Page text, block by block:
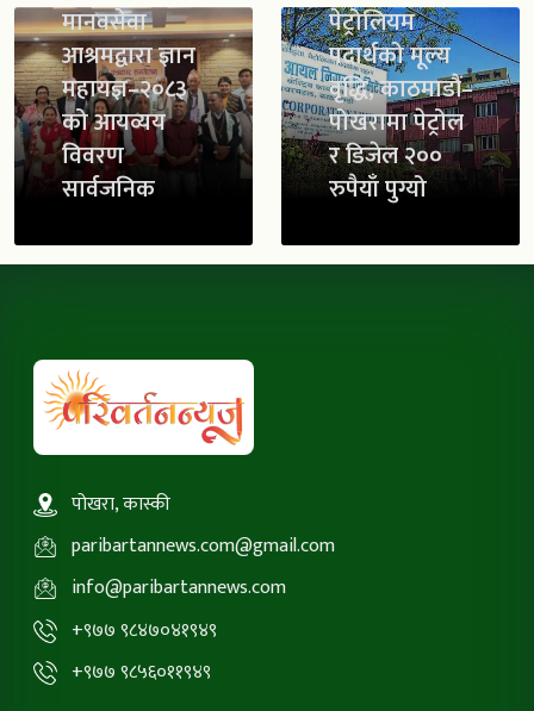
मानवसेवा
आश्रमद्वारा ज्ञान
महायज्ञ–२०८३
को आयव्यय
विवरण
सार्वजनिक
पेट्रोलियम
पदार्थको मूल्य
वृद्धि, काठमाडौं–
पोखरामा पेट्रोल
र डिजेल २००
रुपैयाँ पुग्यो
पोखरा, कास्की
paribartannews.com@gmail.com
info@paribartannews.com
+९७७ ९८४७०४१९४९
+९७७ ९८५६०११९४९